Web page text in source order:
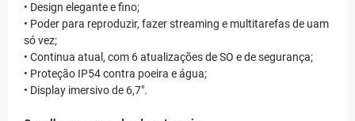
• Design elegante e fino;
• Poder para reproduzir, fazer streaming e multitarefas de uam
só vez;
• Continua atual, com 6 atualizações de SO e de segurança;
• Proteção IP54 contra poeira e água;
• Display imersivo de 6,7".